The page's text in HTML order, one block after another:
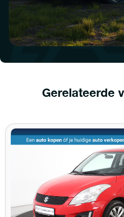
Gerelateerde